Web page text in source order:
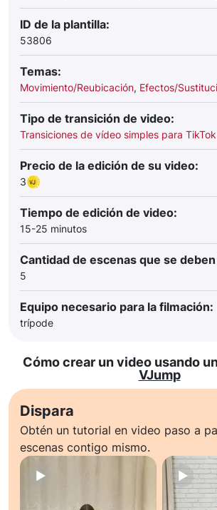
ID de la plantilla:
53806
Temas:
Movimiento/Reubicación, Efectos/
Tipo de transición de video:
Transiciones de vídeo simples para TikTok
Precio de la edición de su video:
3
Tiempo de edición de video:
15-25 minutos
Cantidad de escenas que se
5
Equipo necesario para la filmación:
trípode
Cómo crear un video usando
VJump
Dispara
Obtén un tutorial en video paso a
escenas contigo mismo.